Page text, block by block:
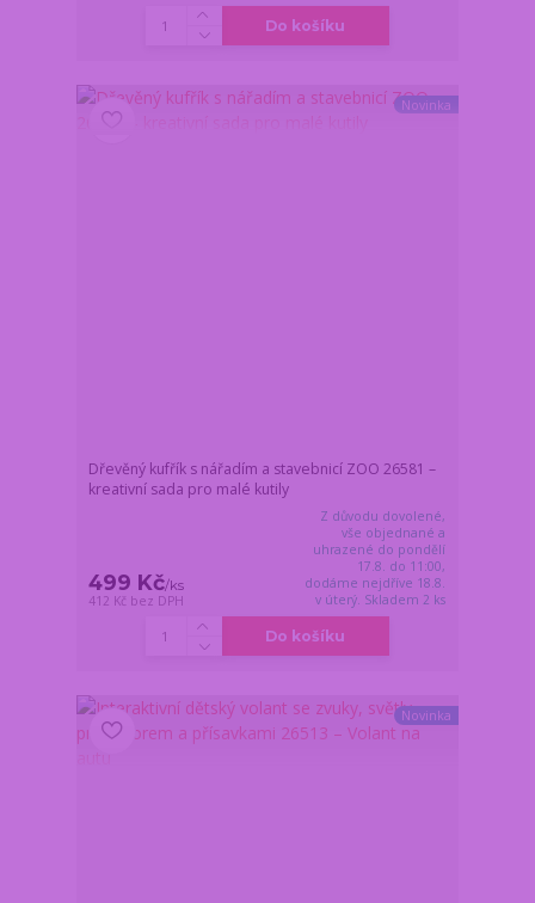
Do košíku
Novinka
Dřevěný kufřík s nářadím a stavebnicí ZOO 26581 –
kreativní sada pro malé kutily
499 Kč/ks
412 Kč bez DPH
Z důvodu dovolené,
vše objednané a
uhrazené do pondělí
17.8. do 11:00,
dodáme nejdříve 18.8.
v úterý. Skladem 2 ks
Do košíku
Novinka